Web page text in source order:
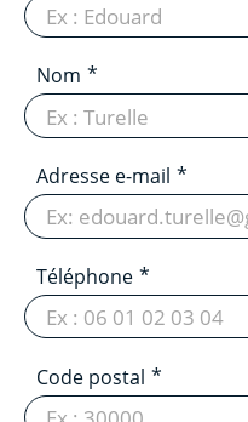
Nom
Adresse e-mail
Téléphone
Code postal